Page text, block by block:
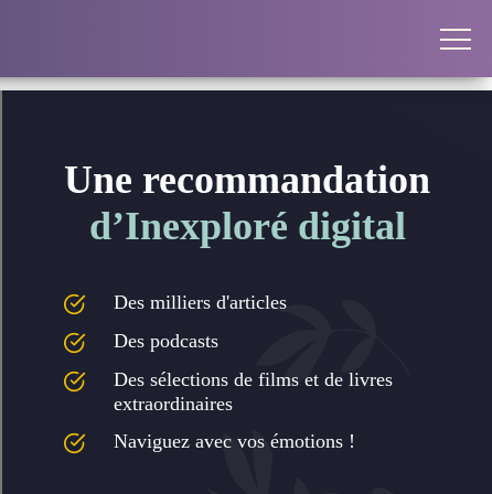
Une recommandation
d’Inexploré digital
Des milliers d'articles
Des podcasts
Des sélections de films et de livres
extraordinaires
Naviguez avec vos émotions !